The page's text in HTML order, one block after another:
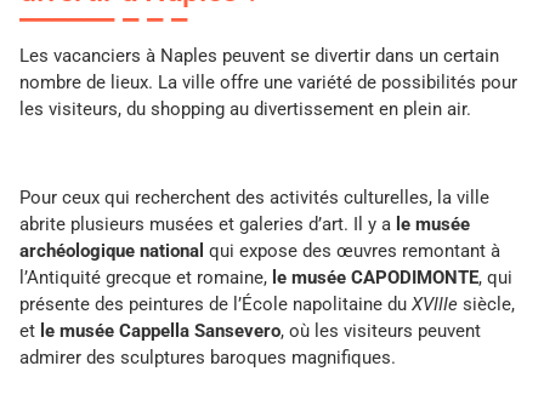
Les vacanciers à Naples peuvent se divertir dans un certain
nombre de lieux. La ville offre une variété de possibilités pour
les visiteurs, du shopping au divertissement en plein air.
Pour ceux qui recherchent des activités culturelles, la ville
abrite plusieurs musées et galeries d’art. Il y a le musée
archéologique national qui expose des œuvres remontant à
l’Antiquité grecque et romaine, le musée CAPODIMONTE, qui
présente des peintures de l’École napolitaine du XVIIIe siècle,
et le musée Cappella Sansevero, où les visiteurs peuvent
admirer des sculptures baroques magnifiques.